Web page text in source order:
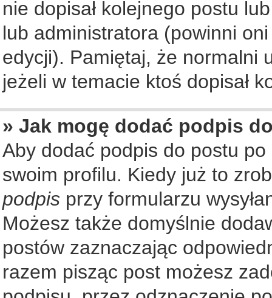
nie dopisał kolejnego postu
lub administratora (powinni
edycji). Pamiętaj, że normalni
jeżeli w temacie ktoś dopisał
» Jak mogę dodać podpis
Aby dodać podpis do postu
swoim profilu. Kiedy już to
podpis przy formularzu
Możesz także domyślnie
postów zaznaczając
razem pisząc post możesz